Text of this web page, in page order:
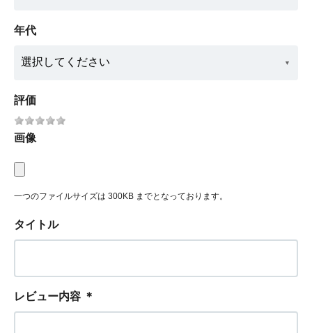
年代
評価
画像
一つのファイルサイズは 300KB までとなっております。
タイトル
レビュー内容 ＊